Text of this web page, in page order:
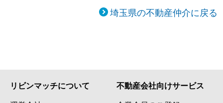
埼玉県の不動産仲介に戻る
リビンマッチについて 不動産会社向けサービス